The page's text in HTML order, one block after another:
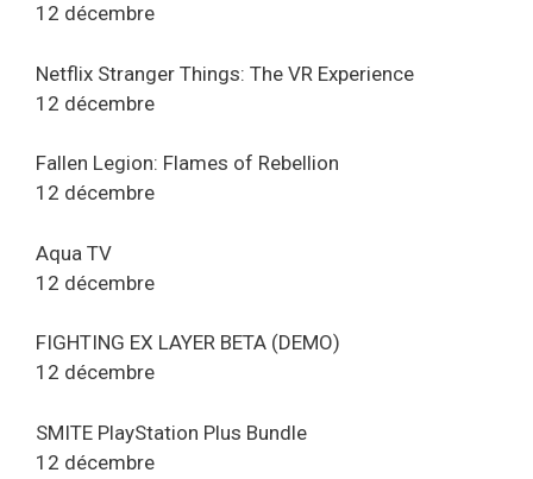
12 décembre
Netflix Stranger Things: The VR Experience
12 décembre
Fallen Legion: Flames of Rebellion
12 décembre
Aqua TV
12 décembre
FIGHTING EX LAYER BETA (DEMO)
12 décembre
SMITE PlayStation Plus Bundle
12 décembre